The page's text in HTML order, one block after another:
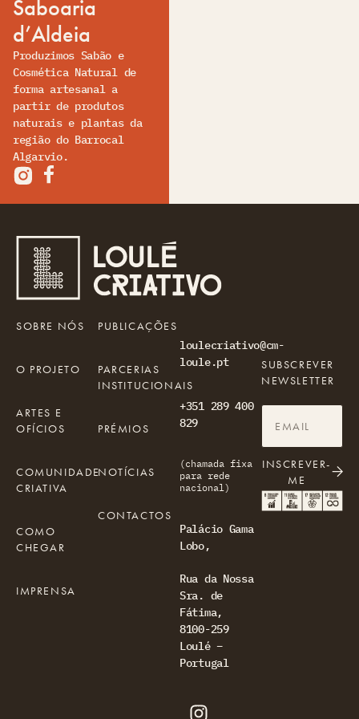
Saboaria
d’Aldeia
Produzimos Sabão e
Cosmética Natural de
forma artesanal a
partir de produtos
naturais e plantas da
região do Barrocal
Algarvio.
loulecriativo@cm-
loule.pt
+351 289 400
829
(chamada fixa
para rede
nacional)
Palácio Gama
Lobo,
Rua da Nossa
Sra. de
Fátima,
8100-259
Loulé –
Portugal
SOBRE NÓS
O PROJETO
ARTES E
OFÍCIOS
COMUNIDADE
CRIATIVA
COMO
CHEGAR
IMPRENSA
PUBLICAÇÕES
PARCERIAS
INSTITUCIONAIS
PRÉMIOS
NOTÍCIAS
CONTACTOS
SUBSCREVER
NEWSLETTER
INSCREVER-
ME